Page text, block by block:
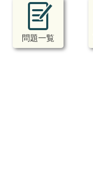
問題一覧